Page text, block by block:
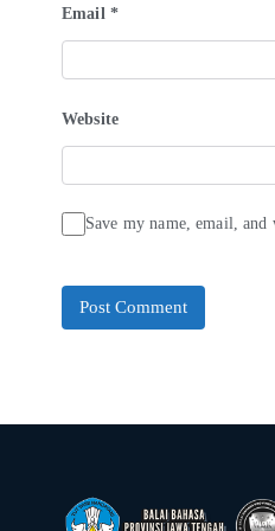
Email *
Website
Save my name, email,